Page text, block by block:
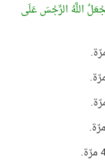
اللَّهُ الرِّجْسَ عَلَى